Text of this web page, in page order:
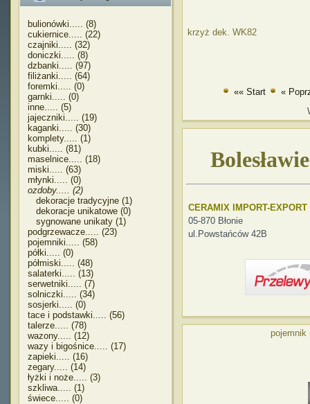
bulionówki..... (8)
cukiernice..... (22)
czajniki..... (32)
doniczki..... (8)
dzbanki..... (97)
filiżanki..... (64)
foremki..... (0)
garnki..... (0)
inne..... (5)
jajeczniki..... (19)
kaganki..... (30)
komplety..... (1)
kubki..... (81)
maselnice..... (18)
miski..... (63)
młynki..... (0)
ozdoby..... (2)
dekoracje tradycyjne (1)
dekoracje unikatowe (0)
sygnowane unikaty (1)
podgrzewacze..... (23)
pojemniki..... (58)
półki..... (0)
półmiski..... (48)
salaterki..... (13)
serwetniki..... (7)
solniczki..... (34)
sosjerki..... (0)
tace i podstawki..... (56)
talerze..... (78)
wazony..... (12)
wazy i bigośnice..... (17)
zapieki..... (16)
zegary..... (14)
łyżki i noże..... (3)
szkliwa..... (1)
świece..... (0)
krzyż dek. WK82
«« Start
«
CERAMIX IMPORT-EXPORT
05-870 Błonie
ul.Powstańców 42B
pojemnik